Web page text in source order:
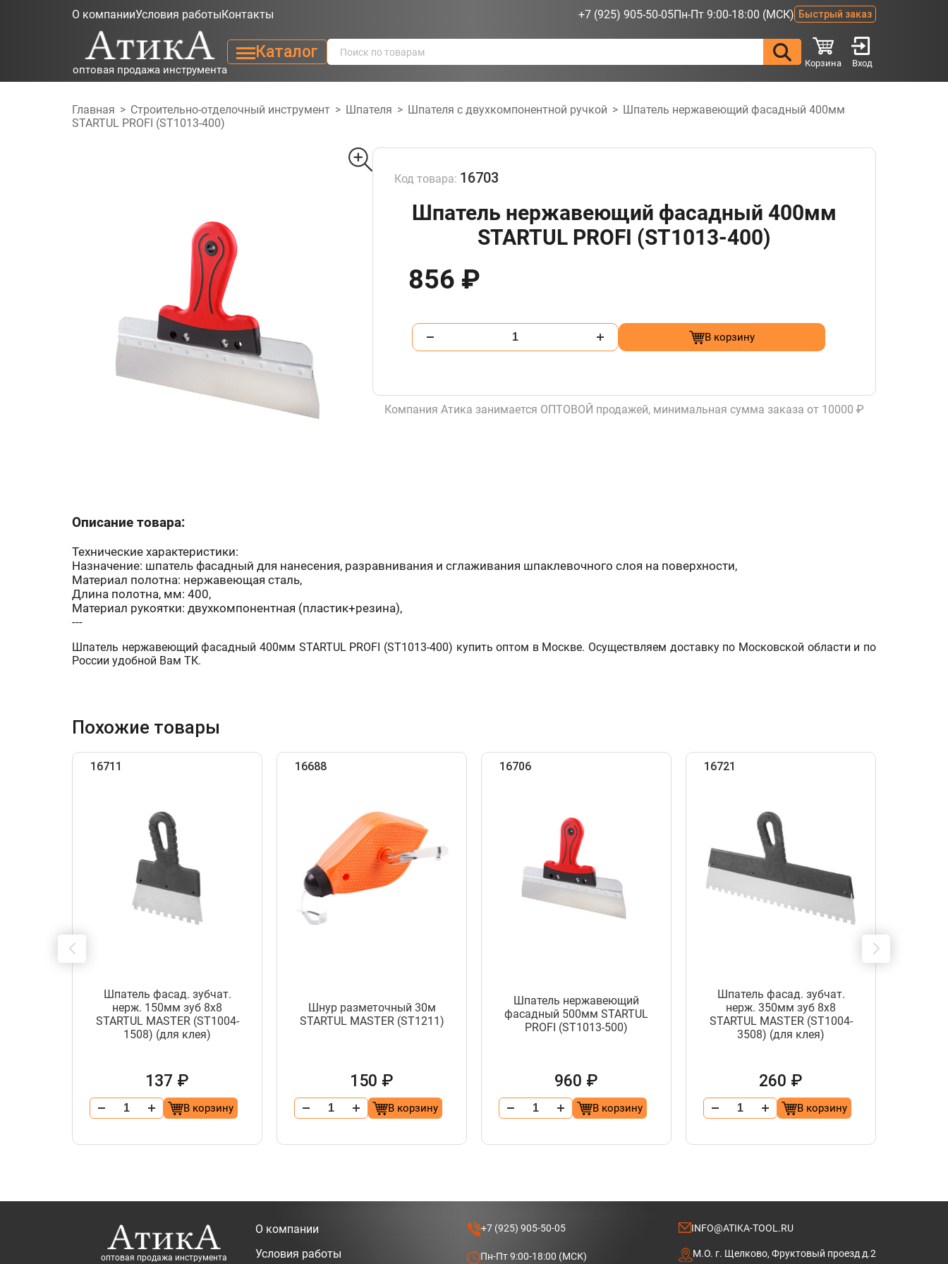
О компанииУсловия работыКонтакты +7 (925) 905-50-05Пн-Пт 9:00-18:00 (МСК) Быстрый заказ
оптовая продажа инструмента
Каталог
Корзина Вход
Главная > Строительно-отделочный инструмент > Шпателя > Шпателя с двухкомпонентной ручкой > Шпатель нержавеющий фасадный 400мм
STARTUL PROFI (ST1013-400)
Код товара: 16703
Шпатель нержавеющий фасадный 400мм
STARTUL PROFI (ST1013-400)
856 ₽
В корзину
Компания Атика занимается ОПТОВОЙ продажей, минимальная сумма заказа от 10000 ₽
Описание товара:
Технические характеристики:
Назначение: шпатель фасадный для нанесения, разравнивания и сглаживания шпаклевочного слоя на поверхности,
Материал полотна: нержавеющая сталь,
Длина полотна, мм: 400,
Материал рукоятки: двухкомпонентная (пластик+резина),
---
Шпатель нержавеющий фасадный 400мм STARTUL PROFI (ST1013-400) купить оптом в Москве. Осуществляем доставку по Московской области и по
России удобной Вам ТК.
Похожие товары
16711
Шпатель фасад. зубчат.
нерж. 150мм зуб 8х8
STARTUL MASTER (ST1004-
1508) (для клея)
137 ₽
В корзину
16688
Шнур разметочный 30м
STARTUL MASTER (ST1211)
150 ₽
В корзину
16706
Шпатель нержавеющий
фасадный 500мм STARTUL
PROFI (ST1013-500)
960 ₽
В корзину
16721
Шпатель фасад. зубчат.
нерж. 350мм зуб 8х8
STARTUL MASTER (ST1004-
3508) (для клея)
260 ₽
В корзину
оптовая продажа инструмента
О компании
Условия работы
+7 (925) 905-50-05
Пн-Пт 9:00-18:00 (МСК)
INFO@ATIKA-TOOL.RU
М.О. г. Щелково, Фруктовый проезд д.2